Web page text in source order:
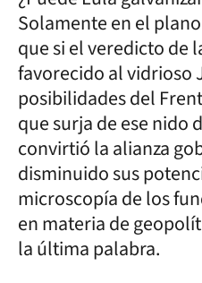
Solamente en el
que si el veredicto de
favorecido al vidrioso
posibilidades del
que surja de ese nido
convirtió la alianza
disminuido sus
microscopía de los
en materia de
la última palabra.